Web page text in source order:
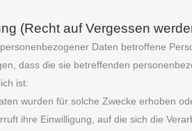
(Recht auf Vergessen
Daten betroffene
dass die sie betreffenden
ist:
wurden für solche Zwecke erhoben
ihre Einwilligung, auf die sich die